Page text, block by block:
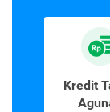
Kredit